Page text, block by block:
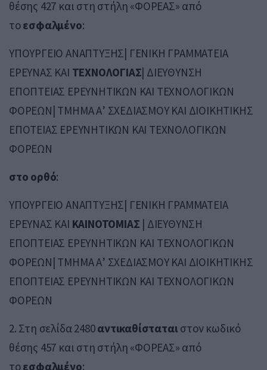
θέσης 427 και στη στήλη «ΦΟΡΕΑΣ» από
τοεσφαλμένο:
ΥΠΟΥΡΓΕΙΟ ΑΝΑΠΤΥΞΗΣ| ΓΕΝΙΚΗ ΓΡΑΜΜΑΤΕΙΑ
ΕΡΕΥΝΑΣ ΚΑΙ ΤΕΧΝΟΛΟΓΙΑΣ| ΔΙΕΥΘΥΝΣΗ
ΕΠΟΠΤΕΙΑΣ ΕΡΕΥΝΗΤΙΚΩΝ ΚΑΙ ΤΕΧΝΟΛΟΓΙΚΩΝ
ΦΟΡΕΩΝ| ΤΜΗΜΑ Α’ ΣΧΕΔΙΑΣΜΟΥ ΚΑΙ ΔΙΟΙΚΗΤΙΚΗΣ
ΕΠΟΤΕΙΑΣ ΕΡΕΥΝΗΤΙΚΩΝ ΚΑΙ ΤΕΧΝΟΛΟΓΙΚΩΝ
ΦΟΡΕΩΝ
στο ορθό:
ΥΠΟΥΡΓΕΙΟ ΑΝΑΠΤΥΞΗΣ| ΓΕΝΙΚΗ ΓΡΑΜΜΑΤΕΙΑ
ΕΡΕΥΝΑΣ ΚΑΙ ΚΑΙΝΟΤΟΜΙΑΣ | ΔΙΕΥΘΥΝΣΗ
ΕΠΟΠΤΕΙΑΣ ΕΡΕΥΝΗΤΙΚΩΝ ΚΑΙ ΤΕΧΝΟΛΟΓΙΚΩΝ
ΦΟΡΕΩΝ| ΤΜΗΜΑ Α’ ΣΧΕΔΙΑΣΜΟΥ ΚΑΙ ΔΙΟΙΚΗΤΙΚΗΣ
ΕΠΟΠΤΕΙΑΣ ΕΡΕΥΝΗΤΙΚΩΝ ΚΑΙ ΤΕΧΝΟΛΟΓΙΚΩΝ
ΦΟΡΕΩΝ
2. Στη σελίδα 2480αντικαθίσταται στον κωδικό
θέσης 457 και στη στήλη «ΦΟΡΕΑΣ» από
τοεσφαλμένο: